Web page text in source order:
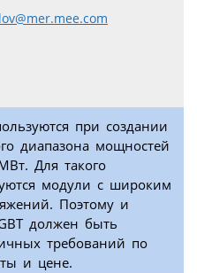
при создании
диапазона мощностей
Для такого
модули c широким
Поэтому и
должен быть
требований по
и цене.